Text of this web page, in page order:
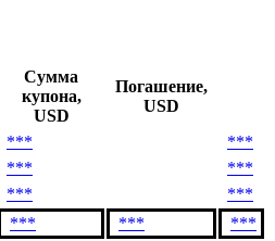
Сумма
купона,
USD
Погашение,
USD
***
***
***
***
***
***
*** ***
***